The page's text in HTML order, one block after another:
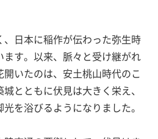
、日本に稲作が伝わった弥生時
ます。以来、脈々と受け継がれ
いたのは、安土桃山時代のこ
とともに伏見は大きく栄え、
を浴びるようになりました。